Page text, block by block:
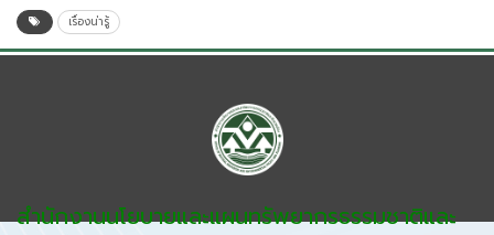
เรื่องน่ารู้
สำนักงานนโยบายและแผนทรัพยากรธรรมชาติและ